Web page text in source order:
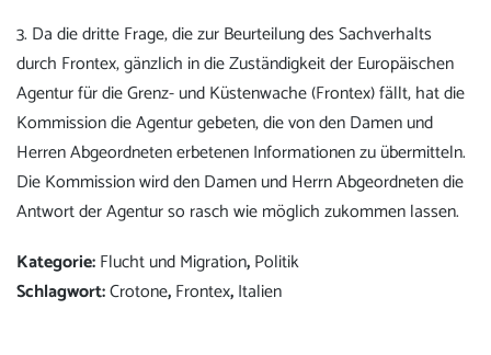
3. Da die dritte Frage, die zur Beurteilung des Sachverhalts
durch Frontex, gänzlich in die Zuständigkeit der Europäischen
Agentur für die Grenz- und Küstenwache (Frontex) fällt, hat die
Kommission die Agentur gebeten, die von den Damen und
Herren Abgeordneten erbetenen Informationen zu übermitteln.
Die Kommission wird den Damen und Herrn Abgeordneten die
Antwort der Agentur so rasch wie möglich zukommen lassen.
Kategorie:Flucht und Migration,Politik
Schlagwort:Crotone,Frontex,Italien